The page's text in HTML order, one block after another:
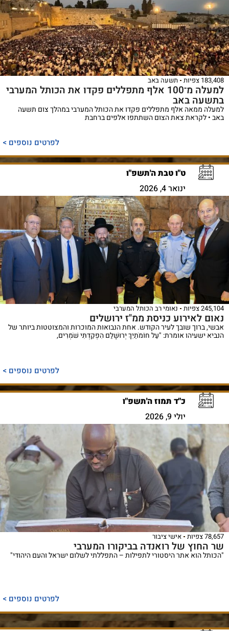
183,408 צפיות תשעה באב
למעלה מ־100 אלף מתפללים פקדו את הכותל המערבי
בתשעה באב
למעלה ממאה אלף מתפללים פקדו את הכותל המערבי במהלך צום תשעה
באב • לקראת צאת הצום השתתפו אלפים ברחבת
לפרטים נוספים >
ט"ו טבת ה'תשפ"ו
ינואר 4, 2026
245,104 צפיות נאומי רב הכותל המערבי
נאום לאירוע כניסת ממ"ז ירושלים
אבשי, ברוך שובך לעיר הקודש. אחת הנבואות המוכרות והמצוטטות ביותר של
הנביא ישעיהו אומרת: "עַל חוֹמֹתַיִךְ יְרוּשָׁלַ‍ִם הִפְקַדְתִּי שֹׁמְרִים,
לפרטים נוספים >
כ"ד תמוז ה'תשפ"ו
יולי 9, 2026
78,657 צפיות אישי ציבור
שר החוץ של רואנדה בביקורו המערבי
"הכותל הוא אתר היסטורי לתפילות – התפללתי לשלום ישראל והעם היהודי"
לפרטים נוספים >